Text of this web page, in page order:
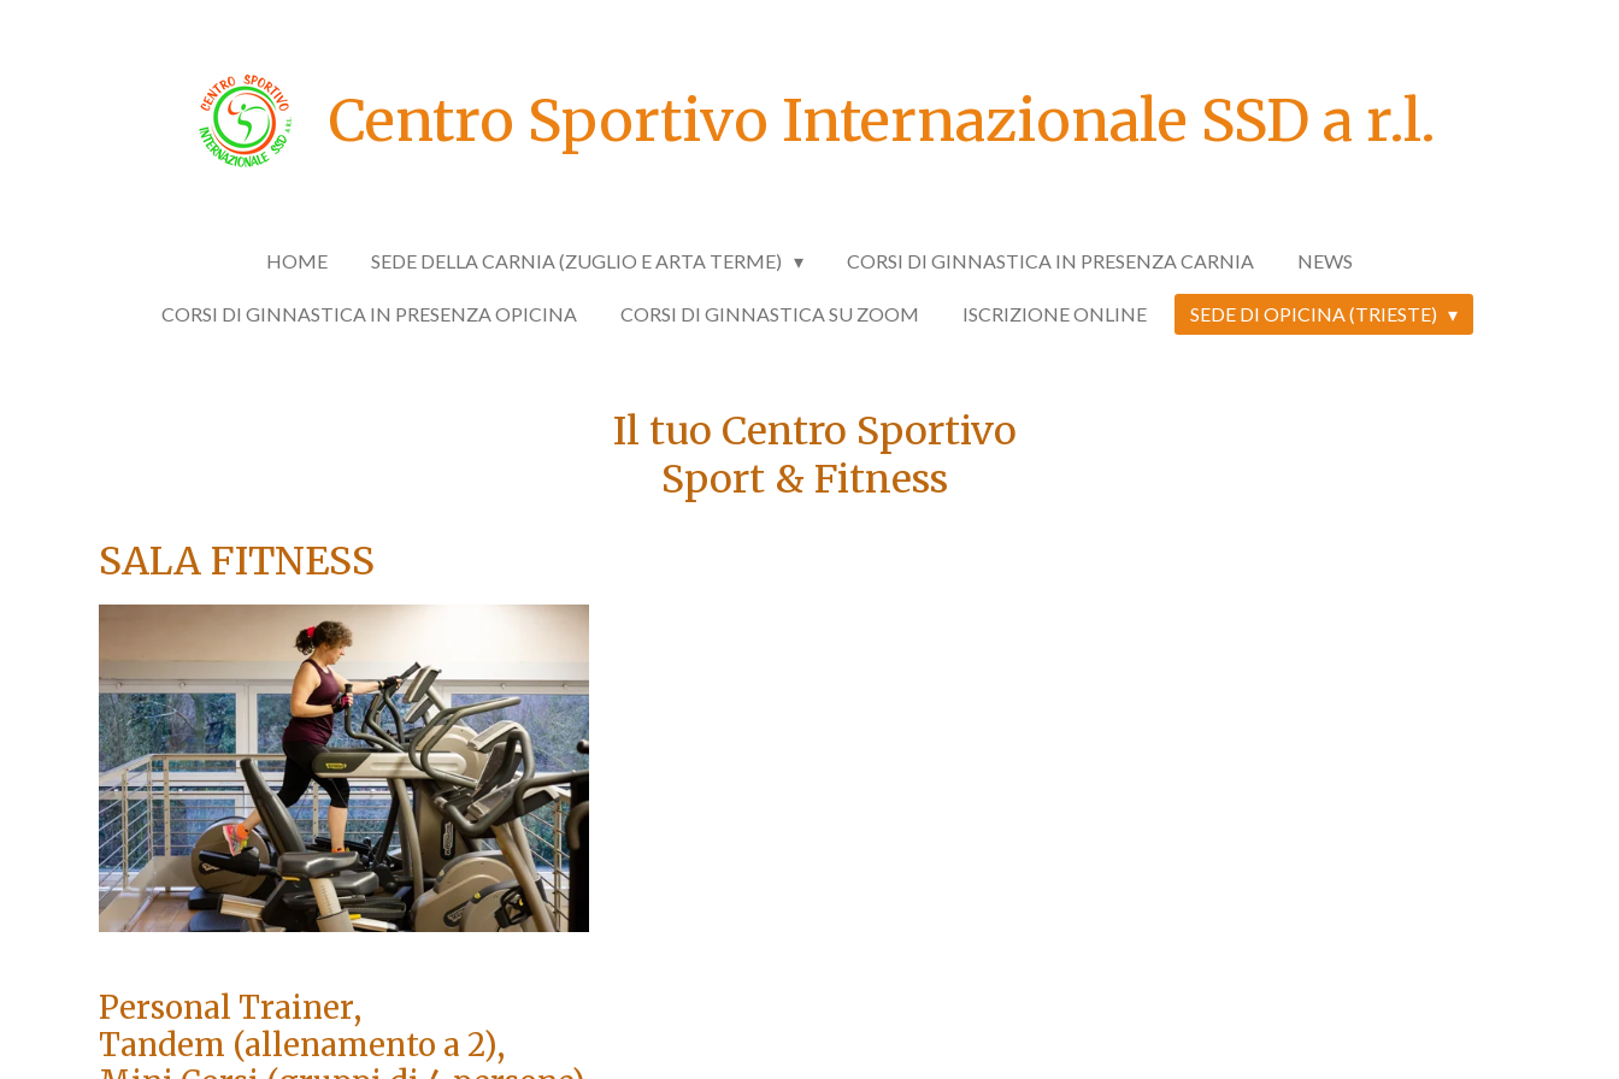
Centro Sportivo Internazionale SSD a r.l.
HOME SEDE DELLA CARNIA (ZUGLIO E ARTA TERME) CORSI DI GINNASTICA IN PRESENZA CARNIA NEWS
CORSI DI GINNASTICA IN PRESENZA OPICINA CORSI DI GINNASTICA SU ZOOM ISCRIZIONE ONLINE SEDE DI OPICINA (TRIESTE)
Il tuo Centro Sportivo
Sport & Fitness
SALA FITNESS
Personal Trainer,
Tandem (allenamento a 2),